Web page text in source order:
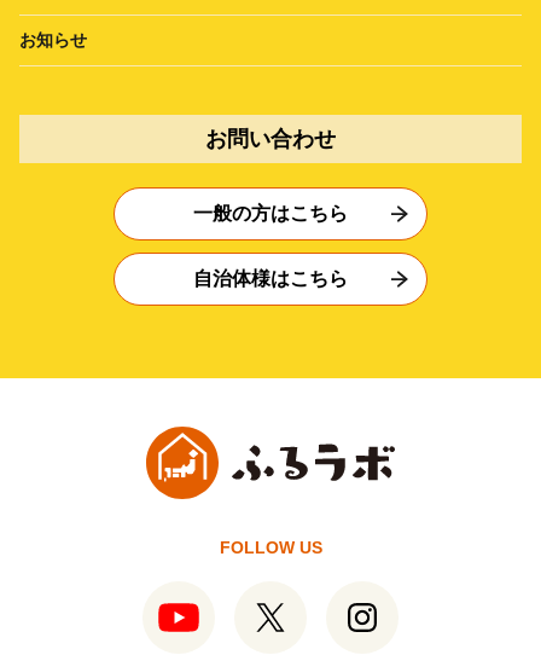
お知らせ
お問い合わせ
一般の方はこちら
自治体様はこちら
FOLLOW US